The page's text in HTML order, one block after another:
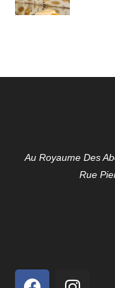
Au Royaume Des
Rue